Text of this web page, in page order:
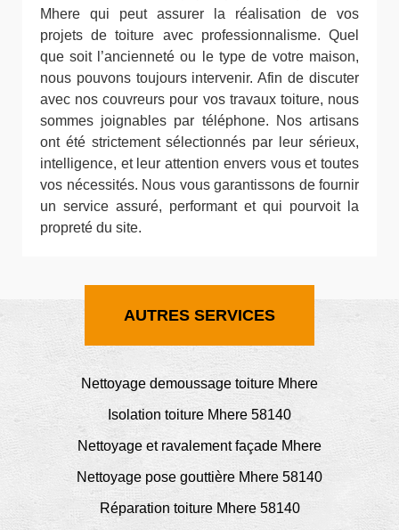
Mhere qui peut assurer la réalisation de vos
projets de toiture avec professionnalisme. Quel
que soit l’ancienneté ou le type de votre maison,
nous pouvons toujours intervenir. Afin de discuter
avec nos couvreurs pour vos travaux toiture, nous
sommes joignables par téléphone. Nos artisans
ont été strictement sélectionnés par leur sérieux,
intelligence, et leur attention envers vous et toutes
vos nécessités. Nous vous garantissons de fournir
un service assuré, performant et qui pourvoit la
propreté du site.
AUTRES SERVICES
Nettoyage demoussage toiture Mhere
Isolation toiture Mhere 58140
Nettoyage et ravalement façade Mhere
Nettoyage pose gouttière Mhere 58140
Réparation toiture Mhere 58140